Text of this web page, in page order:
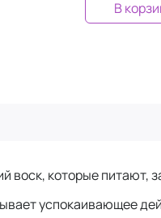
В
воск, которые
успокаивающее